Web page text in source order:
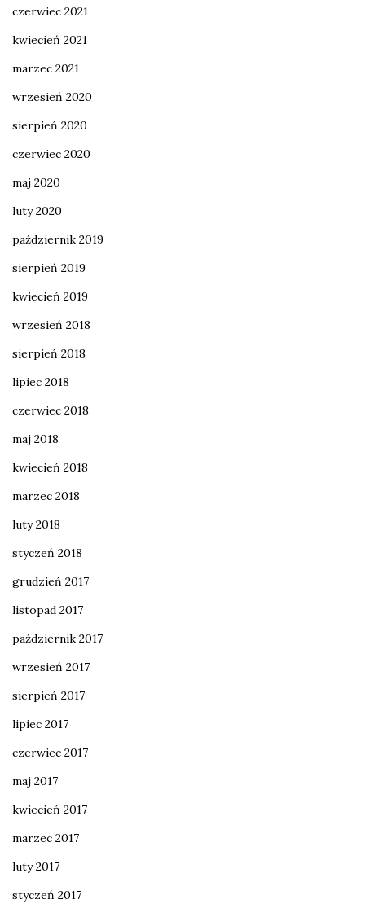
czerwiec 2021
kwiecień 2021
marzec 2021
wrzesień 2020
sierpień 2020
czerwiec 2020
maj 2020
luty 2020
październik 2019
sierpień 2019
kwiecień 2019
wrzesień 2018
sierpień 2018
lipiec 2018
czerwiec 2018
maj 2018
kwiecień 2018
marzec 2018
luty 2018
styczeń 2018
grudzień 2017
listopad 2017
październik 2017
wrzesień 2017
sierpień 2017
lipiec 2017
czerwiec 2017
maj 2017
kwiecień 2017
marzec 2017
luty 2017
styczeń 2017